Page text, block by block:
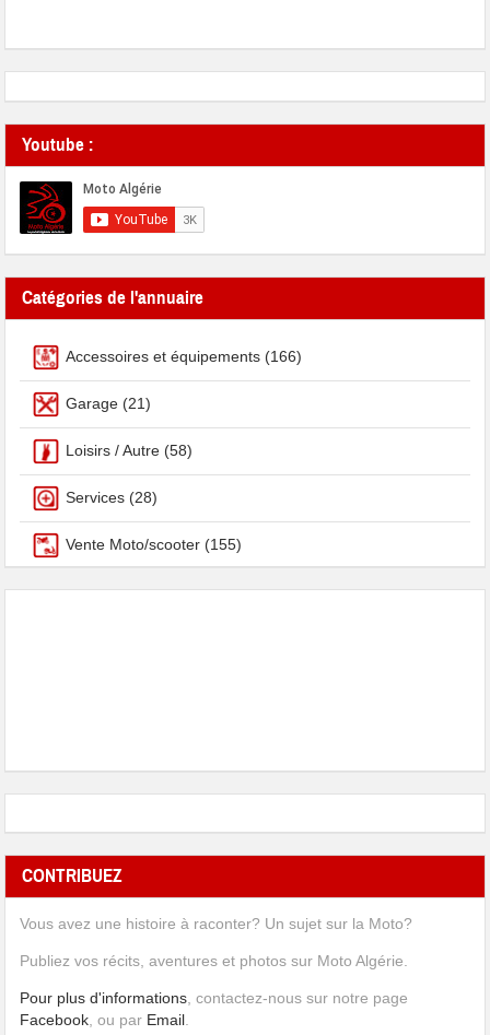
Youtube :
Catégories de l'annuaire
Accessoires et équipements (166)
Garage (21)
Loisirs / Autre (58)
Services (28)
Vente Moto/scooter (155)
CONTRIBUEZ
Vous avez une histoire à raconter? Un sujet sur la Moto?
Publiez vos récits, aventures et photos sur Moto Algérie.
Pour plus d'informations, contactez-nous sur notre page
Facebook, ou par Email.